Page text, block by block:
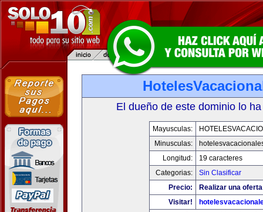
El dueño de este dominio lo
Mayusculas:
Minusculas:
Longitud:
19 caracteres
Categorias:
Sin Clasificar
Precio:
Realizar una
Visitar!